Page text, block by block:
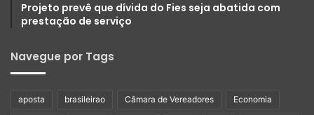
Projeto prevê que dívida do Fies seja abatida com
prestação de serviço
Navegue por Tags
aposta brasileirao Câmara de Vereadores Economia